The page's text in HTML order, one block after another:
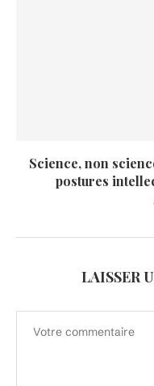
Science, non
postures
LAISSER